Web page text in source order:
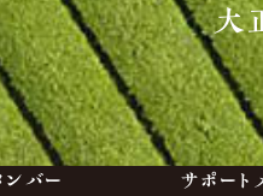
大
ンバー サポート